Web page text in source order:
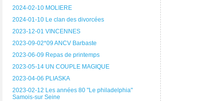
2024-02-10 MOLIERE
2024-01-10 Le clan des divorcées
2023-12-01 VINCENNES
2023-09-02*09 ANCV Barbaste
2023-06-09 Repas de printemps
2023-05-14 UN COUPLE MAGIQUE
2023-04-06 PLIASKA
2023-02-12 Les années 80 "Le philadelphia"
Samois-sur Seine